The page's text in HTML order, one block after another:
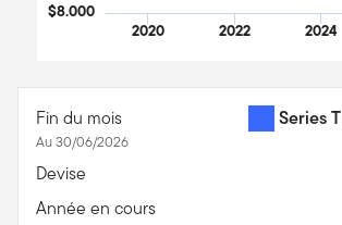
2020 2022 2024
$8.000
Fin du mois
Au 30/06/2026
Series T
Devise
Année en cours